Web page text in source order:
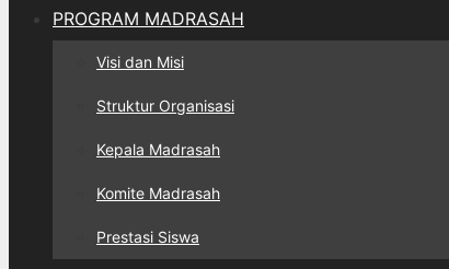
PROGRAM MADRASAH
Visi dan Misi
Struktur Organisasi
Kepala Madrasah
Komite Madrasah
Prestasi Siswa